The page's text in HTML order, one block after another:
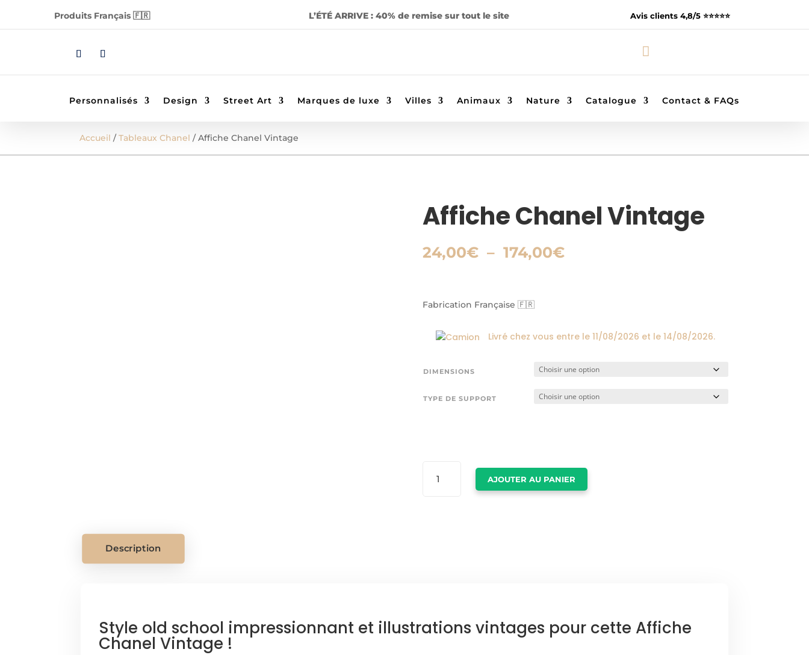
Produits Français 🇫🇷 L’ÉTÉ ARRIVE : 40% de remise sur tout le site Avis clients 4,8/5 ⭐️⭐️⭐️⭐️⭐️

Personnalisés Design Street Art Marques de luxe Villes Animaux Nature Catalogue Contact & FAQs
Accueil /Tableaux Chanel / Affiche Chanel Vintage
Affiche Chanel Vintage
24,00€ – 174,00€Plage
Fabrication Française 🇫🇷
Livré chez vous entre le 11/08/2026 et le 14/08/2026.
DIMENSIONS
TYPE DE SUPPORT
AJOUTER AU PANIER
Description
Style old school impressionnant et illustrations vintages pour cette Affiche
Chanel Vintage !